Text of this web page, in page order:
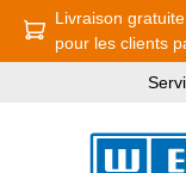
Passer au contenu
Livraison
pour les clients